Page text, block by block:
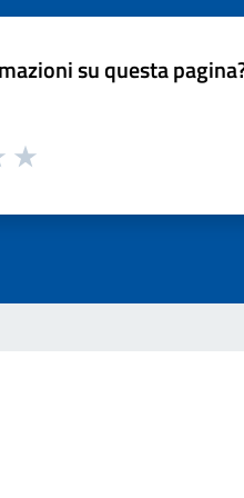
su questa